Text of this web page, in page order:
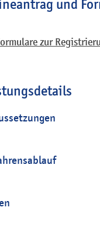
und
zur